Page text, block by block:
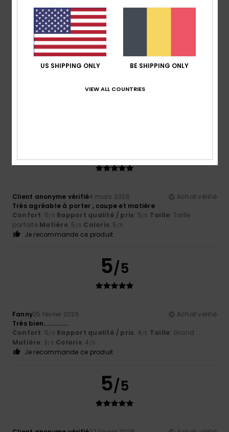
5
Client anonyme vérifié4 mars 2026
Achat vérifié
Très agréable à porter , coupe et matière
Confort: 5/5 Rapport qualité / prix: 5/5 Taille: Taille
parfaite Matière: 5 /5 Coloris: 5 /5
Je recommande ce produit
5/5
Fanny25 février 2026
Achat vérifié
Très bien...............
Confort: 5/5 Rapport qualité / prix: 4/5 Taille: Grand
Matière: 3/5 Coloris: 4 /5
Je recommande ce produit
5/5
US SHIPPING ONLY BE SHIPPING ONLY
VIEW ALL COUNTRIES